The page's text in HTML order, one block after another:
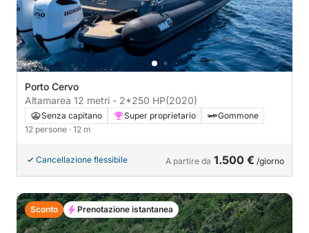
Porto Cervo
Altamarea 12 metri - 2*250 HP(2020)
Senza capitano Super proprietario
Gommone
12 persone · 12 m
Cancellazione flessibile A partire da 1.500 € /giorno
Sconto Prenotazione istantanea